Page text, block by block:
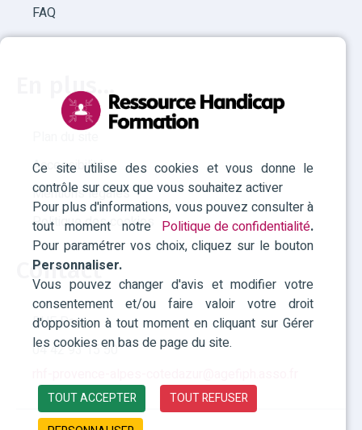
Ce site utilise des cookies et vous donne le
contrôle sur ceux que vous souhaitez activer
Pour plus d'informations, vous pouvez consulter à
tout moment notre Politique de confidentialité.
Pour paramétrer vos choix, cliquez sur le bouton
Personnaliser.
Vous pouvez changer d'avis et modifier votre
consentement et/ou faire valoir votre droit
d'opposition à tout moment en cliquant sur Gérer
les cookies en bas de page du site.
TOUT ACCEPTER
TOUT REFUSER
FAQ
En plus...
Plan du site
Accessibilité
Mentions légales
Politique des cookies
Contact
RHF Paca
04 42 93 15 50